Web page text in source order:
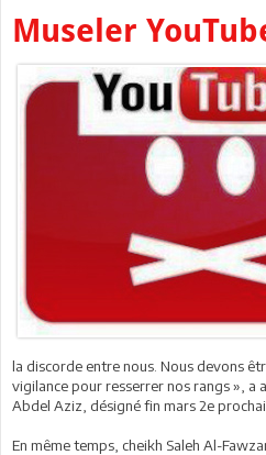
Museler
la discorde entre nous. Nous devons
vigilance pour resserrer nos rangs », a
Abdel Aziz, désigné fin mars 2e
En même temps, cheikh Saleh Al-